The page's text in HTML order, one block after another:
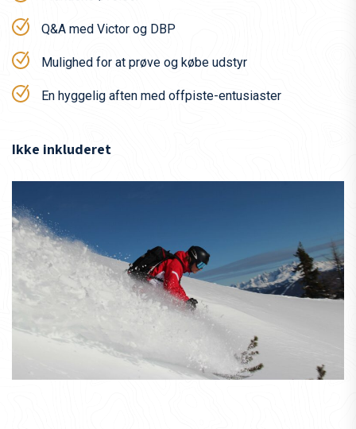
Q&A med Victor og DBP
Mulighed for at prøve og købe udstyr
En hyggelig aften med offpiste-entusiaster
Ikke inkluderet